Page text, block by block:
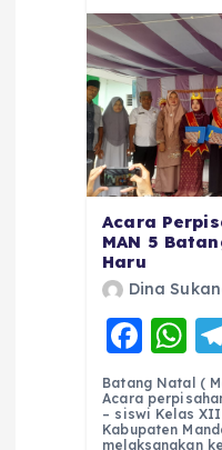
Acara
MAN 5
Haru
Dina
F
a
c
W
h
a
Batang Natal (
Acara
– siswi Kelas
Kabupaten
melaksanakan